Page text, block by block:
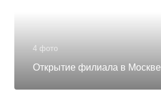
4 фото
Открытие филиала в Москве